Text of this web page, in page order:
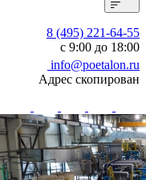
8 (495) 221-64-55
с 9:00 до 18:00
info@poetalon.ru
Адрес скопирован